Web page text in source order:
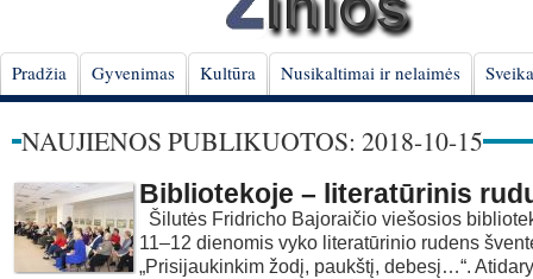
Pradžia Gyvenimas Kultūra Nusikaltimai ir nelaimės
NAUJIENOS PUBLIKUOTOS: 2018-10-15
Bibliotekoje – literatūrinis
Šilutės Fridricho Bajoraičio viešosios
11–12 dienomis vyko literatūrinio rudens
„Prisijaukinkim žodį, paukštį, debesį…“.